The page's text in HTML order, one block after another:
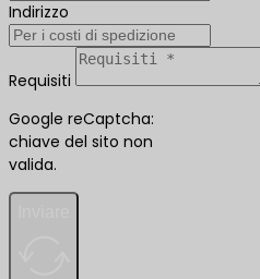
Indirizzo
Requisiti
Google reCaptcha:
chiave del sito non
valida.